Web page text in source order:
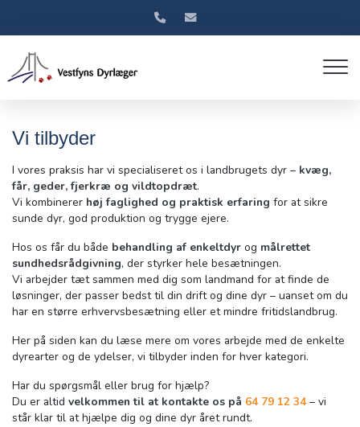
hovedindhold
Vi tilbyder
I vores praksis har vi specialiseret os i landbrugets dyr – kvæg,
får, geder, fjerkræ og vildtopdræt.
Vi kombinerer høj faglighed og praktisk erfaring for at sikre
sunde dyr, god produktion og trygge ejere.
Hos os får du både behandling af enkeltdyr og målrettet
sundhedsrådgivning, der styrker hele besætningen.
Vi arbejder tæt sammen med dig som landmand for at finde de
løsninger, der passer bedst til din drift og dine dyr – uanset om du
har en større erhvervsbesætning eller et mindre fritidslandbrug.
Her på siden kan du læse mere om vores arbejde med de enkelte
dyrearter og de ydelser, vi tilbyder inden for hver kategori.
Har du spørgsmål eller brug for hjælp?
Du er altid velkommen til at kontakte os på 64 79 12 34– vi
står klar til at hjælpe dig og dine dyr året rundt.